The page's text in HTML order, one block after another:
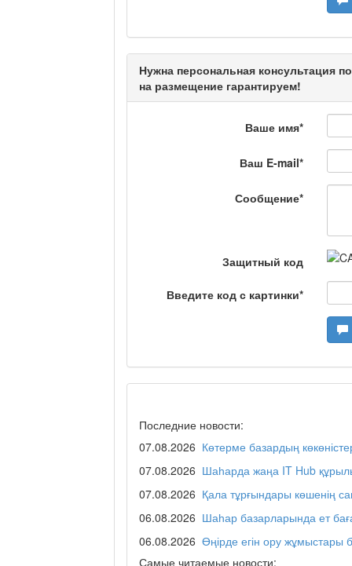
Что скажет доктор?
Станем чемпионами
Я открываю мир /
Дәрігер не айтады?
Maslihat LIVE
Отчётная встреча
қаласы әкімінің
REGION 04
Нужна персональная консультация
на размещение гарантируем!
Ваше имя*
Ваш E-mail*
Сообщение*
Защитный код
Введите код с картинки*
Последние новости:
07.08.2026 Көтерме базардың
07.08.2026 Шаһарда жаңа IT Hub
07.08.2026 Қала тұрғындары көшенің
06.08.2026 Шаһар базарларында ет
06.08.2026 Өңірде егін ору жұмыстары
Самые читаемые новости: